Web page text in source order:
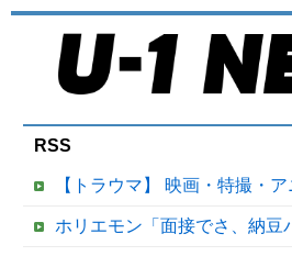
RSS
【トラウマ】 映画・特撮・アニメ・漫画・ゲームで「主人公がガチで敗
ホリエモン「面接でさ、納豆パックの薄いフィルムって何の